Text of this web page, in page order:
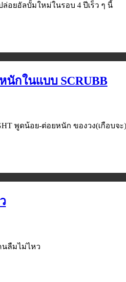
ล่อยอัลบั้มใหม่ในรอบ 4 ปีเร็ว ๆ นี้
นักในแบบ SCRUBB
พูดน้อย-ต่อยหนัก ของวง(เกือบจ
นลืมไม่ไหว